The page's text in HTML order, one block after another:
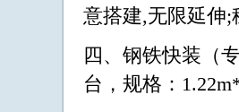
意搭建,无限延伸
四、钢铁快装（
台，规格：